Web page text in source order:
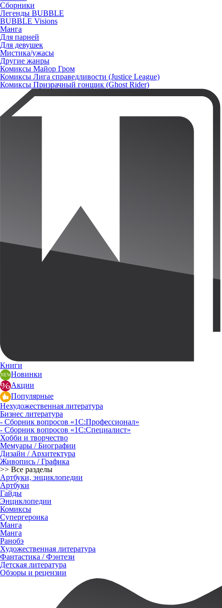
Сборники
Легенды BUBBLE
BUBBLE Visions
Манга
Для парней
Для девушек
Мистика/ужасы
Другие жанры
Комиксы Майор Гром
Комиксы Лига справедливости (Justice League)
Комиксы Призрачный гонщик (Ghost Rider)
Книги
Новинки
Акции
Популярные
Нехудожественная литература
Бизнес литература
- Сборник вопросов «1С:Профессионал»
- Сборник вопросов «1С:Специалист»
Хобби и творчество
Мемуары / Биографии
Дизайн / Архитектура
Живопись / Графика
>> Все разделы
Артбуки, энциклопедии
Артбуки
Гайды
Энциклопедии
Комиксы
Супергероика
Манга
Манга
Ранобэ
Художественная литература
Фантастика / Фэнтези
Детская литература
Обзоры и рецензии